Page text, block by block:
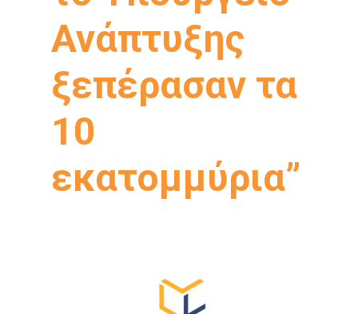
Ανάπτυξης
ξεπέρασαν τα
10
εκατομμύρια”